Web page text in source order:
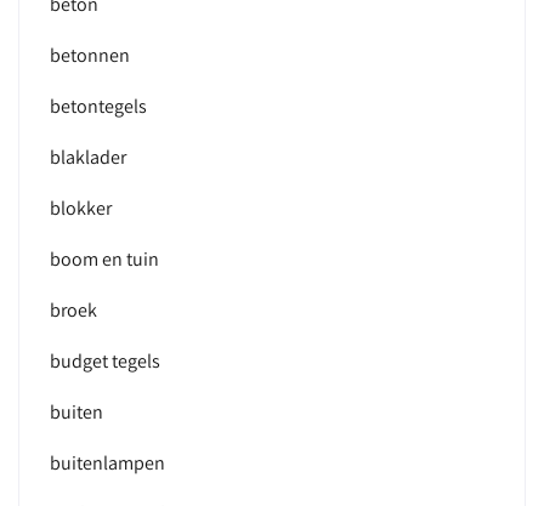
betonnen
betontegels
blaklader
blokker
boom en tuin
broek
budget tegels
buiten
buitenlampen